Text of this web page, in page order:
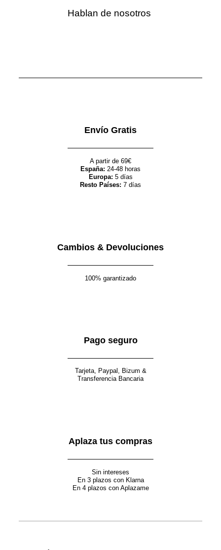
Hablan de nosotros
Envío Gratis
A partir de 69€
España: 24-48 horas
Europa: 5 días
Resto Países: 7 días
Cambios & Devoluciones
100% garantizado
Pago seguro
Tarjeta, Paypal, Bizum &
Transferencia Bancaria
Aplaza tus compras
Sin intereses
En 3 plazos con Klarna
En 4 plazos con Aplazame